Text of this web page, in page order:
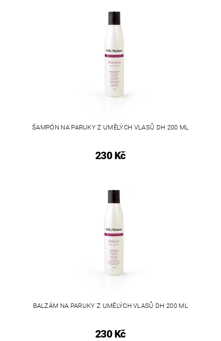
ŠAMPÓN NA PARUKY Z UMĚLÝCH VLASŮ DH 200 ML
230 Kč
BALZÁM NA PARUKY Z UMĚLÝCH VLASŮ DH 200 ML
230 Kč